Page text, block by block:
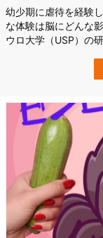
幼少期に虐待を経験
な体験は脳にどんな
ウロ大学（USP）の
まで長期的に追跡す
経験した子どもは、